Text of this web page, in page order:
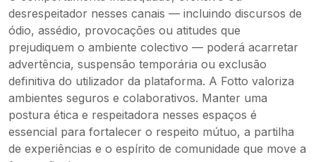
desrespeitador nesses canais — incluindo discursos de
ódio, assédio, provocações ou atitudes que
prejudiquem o ambiente colectivo — poderá acarretar
advertência, suspensão temporária ou exclusão
definitiva do utilizador da plataforma. A Fotto valoriza
ambientes seguros e colaborativos. Manter uma
postura ética e respeitadora nesses espaços é
essencial para fortalecer o respeito mútuo, a partilha
de experiências e o espírito de comunidade que move a